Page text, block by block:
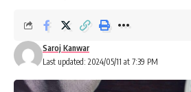
Last updated: 2024/05/11 at 7:39 PM
Saroj Kanwar